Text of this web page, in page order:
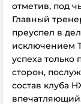
отметив, под
Главный
преуспел в
исключением
успеха только
сторон,
состав клуба